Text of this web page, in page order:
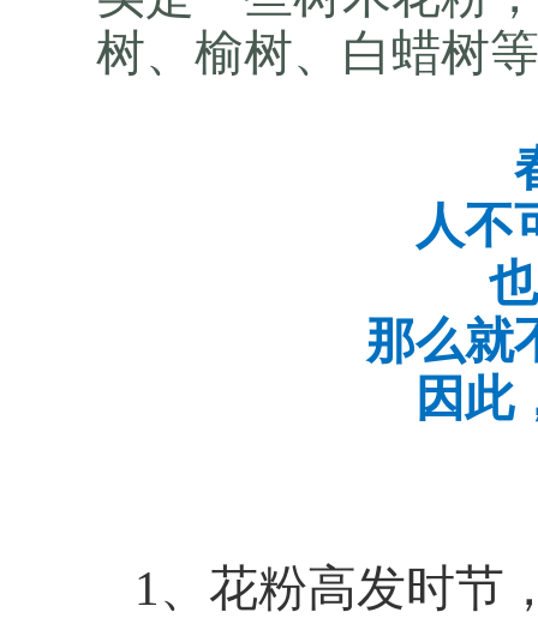
树、榆树、白蜡树
人不
那么就
因此
1、花粉高发时节